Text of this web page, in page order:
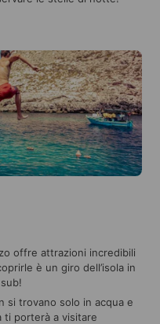
offre attrazioni incredibili
è un giro dell’isola in
si trovano solo in acqua e
ti porterà a visitare